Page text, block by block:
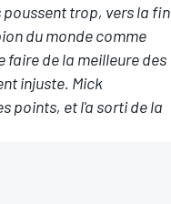
poussent trop, vers la fin
du monde comme
faire de la meilleure des
injuste. Mick
points, et l'a sorti de la